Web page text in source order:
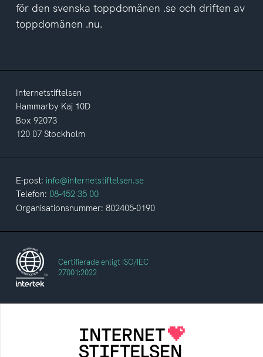
för den svenska toppdomänen .se och driften av
toppdomänen .nu.
Internetstiftelsen
Hammarby Kaj 10D
Box 92073
120 07 Stockholm
E-post: info@internetstiftelsen.se
Telefon: 08-452 35 00
Organisationsnummer: 802405-0190
Certifierade enligt ISO/IEC
27001:2022
Internetstiftelsen verkar för ett internet som
bidrar positivt till människan och samhället